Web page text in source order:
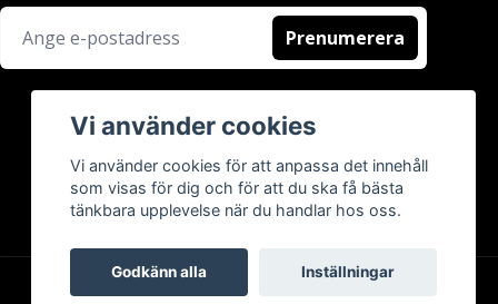
Prenumerera
Vi använder cookies
Vi använder cookies för att anpassa det innehåll
som visas för dig och för att du ska få bästa
tänkbara upplevelse när du handlar hos oss.
Godkänn alla Inställningar